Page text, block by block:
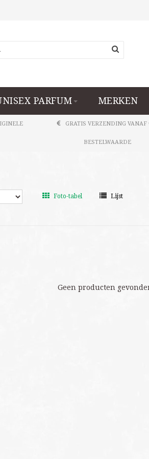
PARFUM MERKEN
GRATIS VERZENDING VANAF
BESTELWAARDE
Foto-tabel Lijst
Geen producten